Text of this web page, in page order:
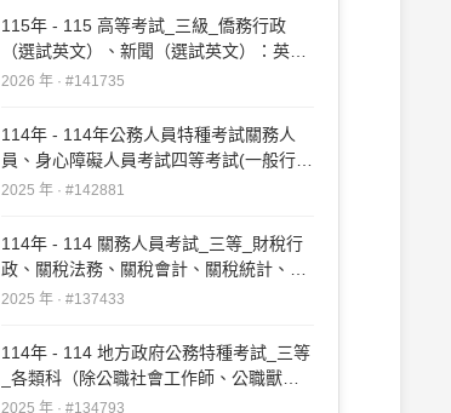
115年 - 115 高等考試_三級_僑務行政
（選試英文）、新聞（選試英文）：英文
（包括作文、翻譯與應用文）#141735
2026 年 · #141735
114年 - 114年公務人員特種考試關務人
員、身心障礙人員考試四等考試(一般行
政、關稅會計、關稅統計、資訊處理、機
（選試英文）#142881
2025 年 · #142881
114年 - 114 關務人員考試_三等_財稅行
政、關稅法務、關稅會計、關稅統計、資
訊處理、機械工程、電機工程、化學工
（選試英文）：外國文（英文）#137433
2025 年 · #137433
114年 - 114 地方政府公務特種考試_三等
_各類科（除公職社會工作師、公職獸醫
師、公職建築師外）：英文#134793
2025 年 · #134793